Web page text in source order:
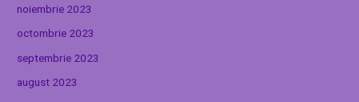
noiembrie 2023
octombrie 2023
septembrie 2023
august 2023